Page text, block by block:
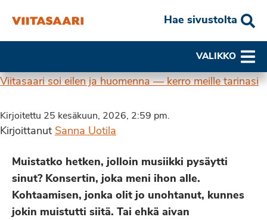
Hae sivustolta
VALIKKO
Viitasaari soi eilen ja huomenna — kerro meille tarinasi
Kirjoitettu 25 kesäkuun, 2026, 2:59 pm.
Kirjoittanut Sanna Uotila
Muistatko hetken, jolloin musiikki pysäytti
sinut? Konsertin, joka meni ihon alle.
Kohtaamisen, jonka olit jo unohtanut, kunnes
jokin muistutti siitä. Tai ehkä aivan